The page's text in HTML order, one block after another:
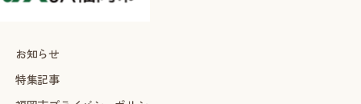
お知らせ
特集記事